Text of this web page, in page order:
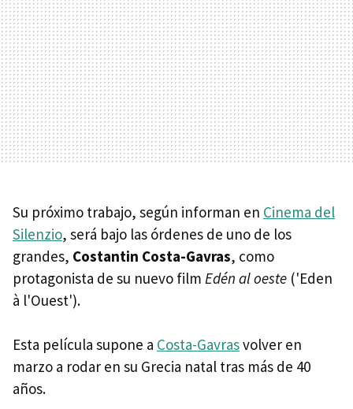
Su próximo trabajo, según informan en Cinema del
Silenzio, será bajo las órdenes de uno de los
grandes, Costantin Costa-Gavras, como
protagonista de su nuevo film Edén al oeste ('Eden
à l'Ouest').
Esta película supone a Costa-Gavrasvolver en
marzo a rodar en su Grecia natal tras más de 40
años.